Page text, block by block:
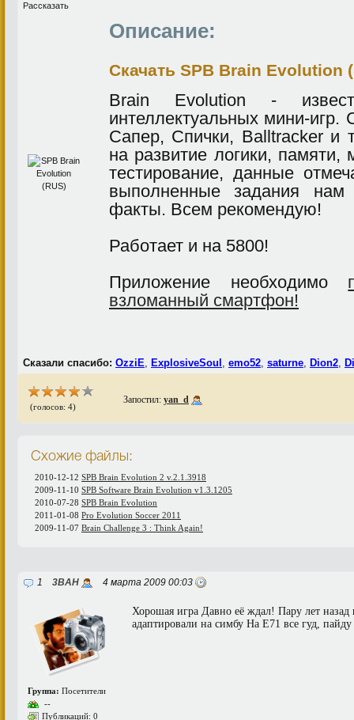
Рассказать
Описание:
Скачать SPB Brain Evolution
Brain Evolution -
интеллектуальных мини-игр.
Сапер, Спички, Balltracker и
на развитие логики, памяти,
тестирование, данные
выполненные задания нам
факты. Всем рекомендую!
Работает и на 5800!
Приложение необходимо
взломанный смартфон!
Сказали спасибо: OzziE, ExplosiveSoul , emo52, saturne, Dion2,
(голосов: 4)
Запостил: yan_d
Схожие файлы:
2010-12-12 SPB Brain Evolution 2 v.2.1.3918
2009-11-10 SPB Software Brain Evolution v1.3.1205
2010-07-28 SPB Brain Evolution
2011-01-08 Pro Evolution Soccer 2011
2009-11-07 Brain Challenge 3 : Think Again!
1 3BAH 4 марта 2009 00:03
Группа: Посетители
--
Публикаций: 0
Хорошая игра Давно её ждал! Пару лет
адаптировали на симбу На Е71 все гуд,